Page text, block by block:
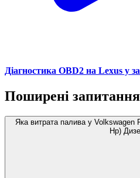
Діагностика OBD2 на Lexus у
Поширені запитання
Яка витрата палива у Volkswagen
Hp)